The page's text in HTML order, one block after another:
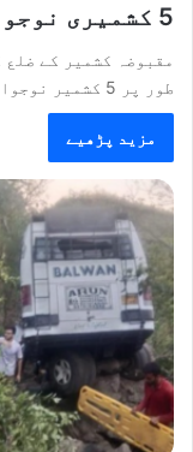
5 کشمیری نوجوان شہید
مقبوضہ کشمیر کے
طور پر 5 کشمیر نوجوان شہید اور 2 فوجی…
مزید پڑھیے